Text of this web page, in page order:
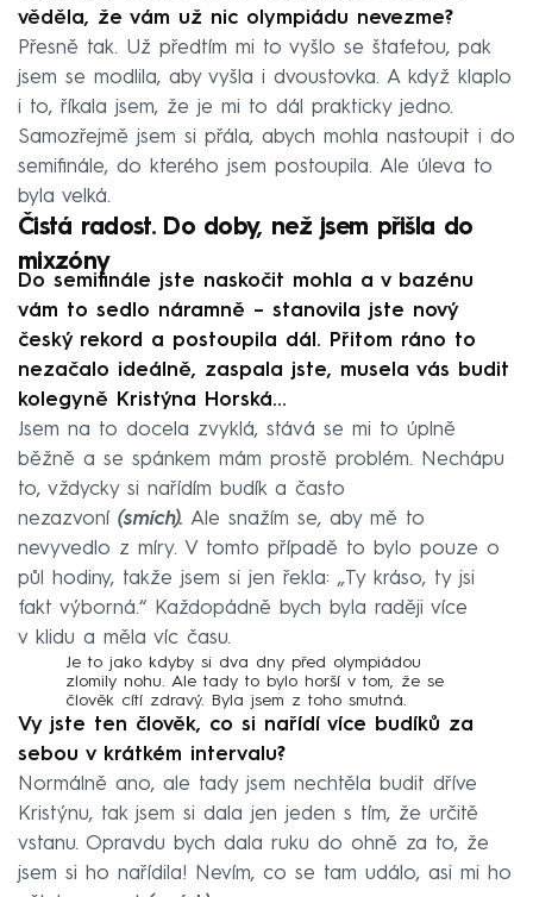
věděla, že vám už nic olympiádu nevezme?
Přesně tak. Už předtím mi to vyšlo se štafetou, pak
jsem se modlila, aby vyšla i dvoustovka. A když klaplo
i to, říkala jsem, že je mi to dál prakticky jedno.
Samozřejmě jsem si přála, abych mohla nastoupit i do
semifinále, do kterého jsem postoupila. Ale úleva to
byla velká.
Čistá radost. Do doby, než jsem přišla do
mixzóny
Do semifinále jste naskočit mohla a v bazénu
vám to sedlo náramně – stanovila jste nový
český rekord a postoupila dál. Přitom ráno to
nezačalo ideálně, zaspala jste, musela vás budit
kolegyně Kristýna Horská…
Jsem na to docela zvyklá, stává se mi to úplně
běžně a se spánkem mám prostě problém. Nechápu
to, vždycky si nařídím budík a často
nezazvoní (smích). Ale snažím se, aby mě to
nevyvedlo z míry. V tomto případě to bylo pouze o
půl hodiny, takže jsem si jen řekla: „Ty kráso, ty jsi
fakt výborná.“ Každopádně bych byla raději více
v klidu a měla víc času.
Je to jako kdyby si dva dny před olympiádou
zlomily nohu. Ale tady to bylo horší v tom, že se
člověk cítí zdravý. Byla jsem z toho smutná.
Vy jste ten člověk, co si nařídí více budíků za
sebou v krátkém intervalu?
Normálně ano, ale tady jsem nechtěla budit dříve
Kristýnu, tak jsem si dala jen jeden s tím, že určitě
vstanu. Opravdu bych dala ruku do ohně za to, že
jsem si ho nařídila! Nevím, co se tam událo, asi mi ho